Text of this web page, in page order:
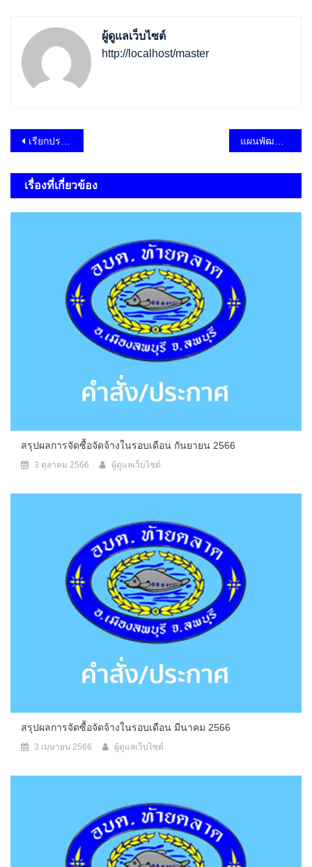
ผู้ดูแลเว็บไซต์
http://localhost/master
แนะแนว
เรื่อง
เรียกประชุมสภาสมัยสามัญ สมัยที่ 1 ประจำปี 2566
เรื่องที่เกี่ยวข้อง
สรุปผลการจัดซื้อจัดจ้างในรอบเดือน กันยายน 2566
3 ตุลาคม 2566 ผู้ดูแลเว็บไซต์
สรุปผลการจัดซื้อจัดจ้างในรอบเดือน มีนาคม 2566
3 เมษายน 2566 ผู้ดูแลเว็บไซต์